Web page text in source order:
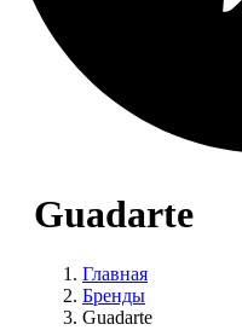
Guadarte
Главная
Бренды
Guadarte